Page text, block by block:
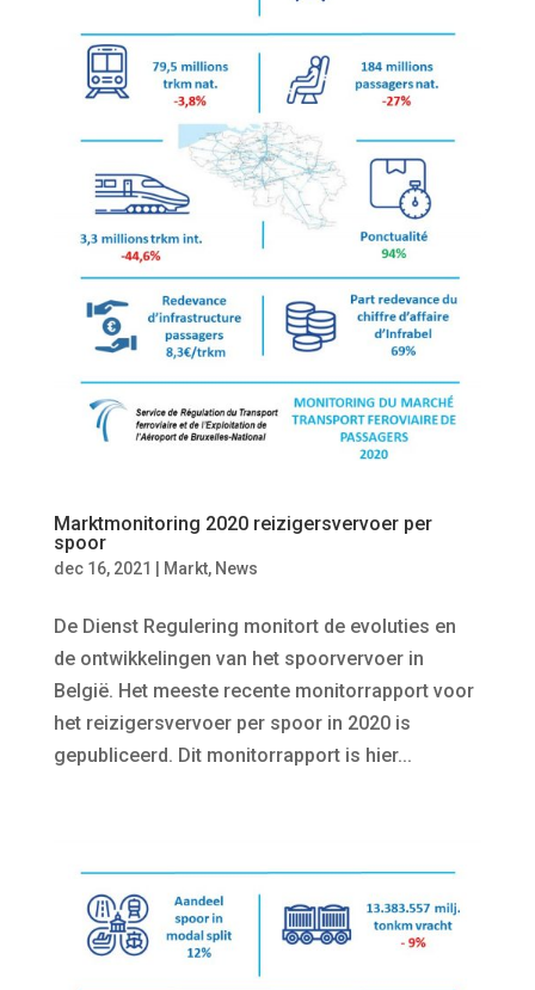
Marktmonitoring 2020 reizigersvervoer per
spoor
dec 16, 2021 Markt, News
De Dienst Regulering monitort de evoluties en
de ontwikkelingen van het spoorvervoer in
België. Het meeste recente monitorrapport voor
het reizigersvervoer per spoor in 2020 is
gepubliceerd. Dit monitorrapport is hier...